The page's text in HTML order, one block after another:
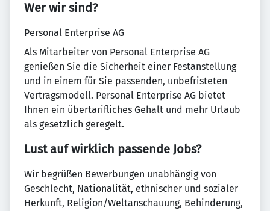
Wer wir sind?
Personal Enterprise AG
Als Mitarbeiter von Personal Enterprise AG
genießen Sie die Sicherheit einer Festanstellung
und in einem für Sie passenden, unbefristeten
Vertragsmodell. Personal Enterprise AG bietet
Ihnen ein übertarifliches Gehalt und mehr Urlaub
als gesetzlich geregelt.
Lust auf wirklich passende Jobs?
Wir begrüßen Bewerbungen unabhängig von
Geschlecht, Nationalität, ethnischer und sozialer
Herkunft, Religion/Weltanschauung, Behinderung,